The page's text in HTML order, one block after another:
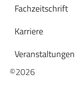
Fachzeitschrift
Karriere
Veranstaltungen
©2026